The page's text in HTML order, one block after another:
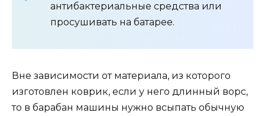
антибактериальные средства или
просушивать на батарее.
Вне зависимости от материала, из которого
изготовлен коврик, если у него длинный ворс,
то в барабан машины нужно всыпать обычную